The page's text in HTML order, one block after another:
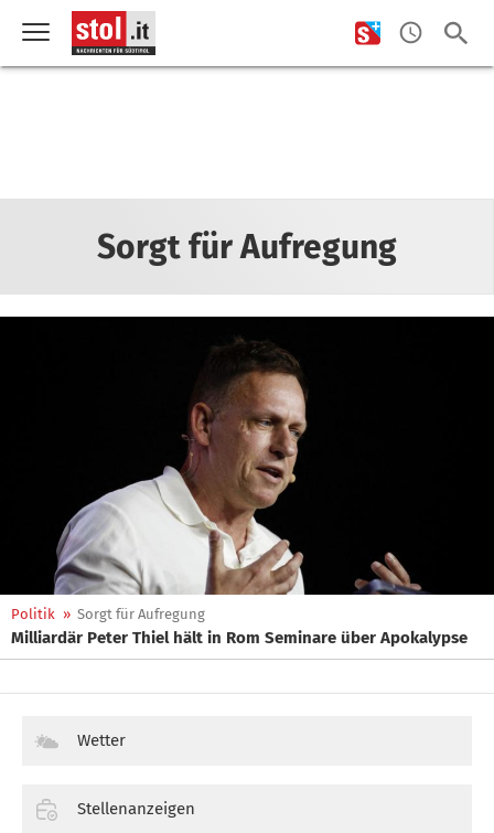
Sorgt für Aufregung
Politik » Sorgt für Aufregung
Milliardär Peter Thiel hält in Rom Seminare über Apokalypse
Wetter
Stellenanzeigen